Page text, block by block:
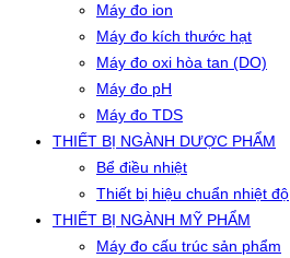
Máy đo ion
Máy đo kích thước hạt
Máy đo oxi hòa tan (DO)
Máy đo pH
Máy đo TDS
THIẾT BỊ NGÀNH DƯỢC PHẨM
Bể điều nhiệt
Thiết bị hiệu chuẩn nhiệt độ
THIẾT BỊ NGÀNH MỸ PHẨM
Máy đo cấu trúc sản phẩm